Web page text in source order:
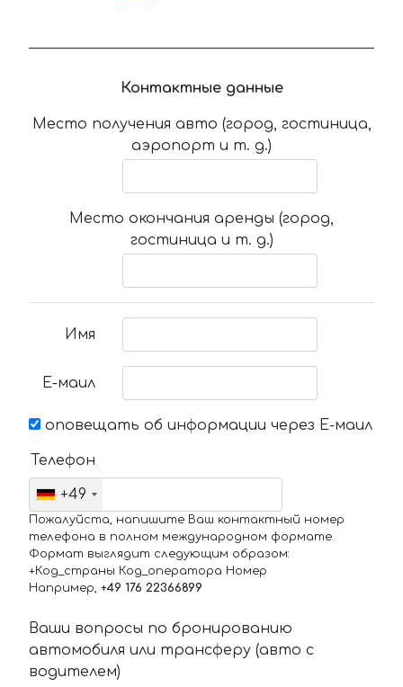
Контактные данные
Место получения авто (город, гостиница,
аэропорт и т. д.)
Место окончания аренды (город,
гостиница и т. д.)
Имя
Е-маил
оповещать об информации через Е-маил
Телефон
+49
Пожалуйста, напишите Ваш контактный номер
телефона в полном международном формате.
Формат выглядит следующим образом:
+Код_страны Код_оператора Номер
Например, +49 176 22366899
Ваши вопросы по бронированию
автомобиля или трансферу (авто с
водителем)